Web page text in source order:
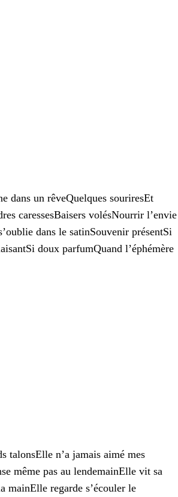
dans un rêveQuelques souriresEt
caressesBaisers volésNourrir l’envie
dans le satinSouvenir présentSi
doux parfumQuand l’éphémère
talonsElle n’a jamais aimé mes
même pas au lendemainElle vit sa
mainElle regarde s’écouler le